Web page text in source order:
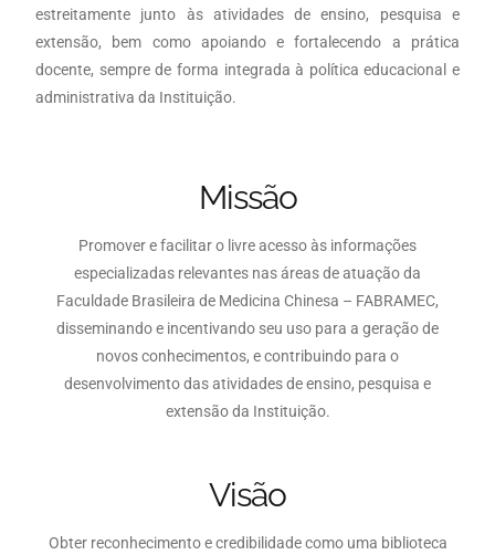
estreitamente junto às atividades de ensino, pesquisa e
extensão, bem como apoiando e fortalecendo a prática
docente, sempre de forma integrada à política educacional e
administrativa da Instituição.
Missão
Promover e facilitar o livre acesso às informações
especializadas relevantes nas áreas de atuação da
Faculdade Brasileira de Medicina Chinesa – FABRAMEC,
disseminando e incentivando seu uso para a geração de
novos conhecimentos, e contribuindo para o
desenvolvimento das atividades de ensino, pesquisa e
extensão da Instituição.
Visão
Obter reconhecimento e credibilidade como uma biblioteca